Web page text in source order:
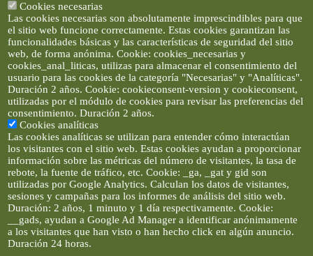
Cookies necesarias
Las cookies necesarias son absolutamente imprescindibles para que
el sitio web funcione correctamente. Estas cookies garantizan las
funcionalidades básicas y las características de seguridad del sitio
web, de forma anónima. Cookie: cookies_necesarias y
cookies_anal_liticas, utilizas para almacenar el consentimiento del
usuario para las cookies de la categoría "Necesarias" y "Analíticas".
Duración 2 años. Cookie: cookieconsent-version y cookieconsent,
utilizadas por el módulo de cookies para revisar las preferencias del
consentimiento. Duración 2 años.
Cookies analíticas
Las cookies analíticas se utilizan para entender cómo interactúan
los visitantes con el sitio web. Estas cookies ayudan a proporcionar
información sobre las métricas del número de visitantes, la tasa de
rebote, la fuente de tráfico, etc. Cookie: _ga, _gat y gid son
utilizadas por Google Analytics. Calculan los datos de visitantes,
sesiones y campañas para los informes de análisis del sitio web.
Duración: 2 años, 1 minuto y 1 día respectivamente. Cookie:
__gads, ayudan a Google Ad Manager a identificar anónimamente
a los visitantes que han visto o han hecho click en algún anuncio.
Duración 24 horas.